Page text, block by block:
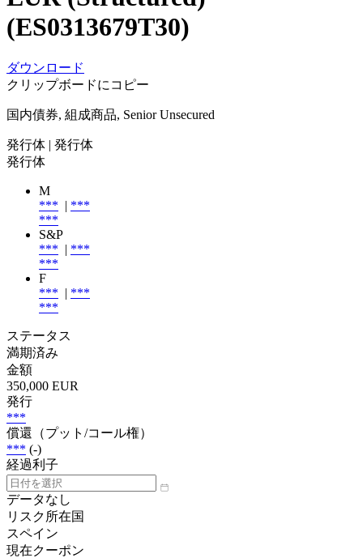
(ES0313679T30)
ダウンロード
クリップボードにコピー
国内債券, 組成商品, Senior Unsecured
発行体 | 発行体
発行体
M
*** | ***
***
S&P
*** | ***
***
F
*** | ***
***
ステータス
満期済み
金額
350,000 EUR
発行
***
償還（プット/コール権）
*** (-)
経過利子
データなし
リスク所在国
スペイン
現在クーポン